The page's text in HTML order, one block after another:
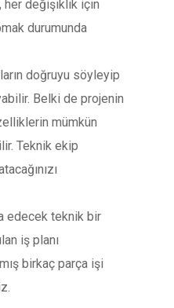
değişiklik için
durumunda
doğruyu söyleyip
Belki de projenin
mümkün
Teknik ekip
edecek teknik bir
iş planı
birkaç parça işi